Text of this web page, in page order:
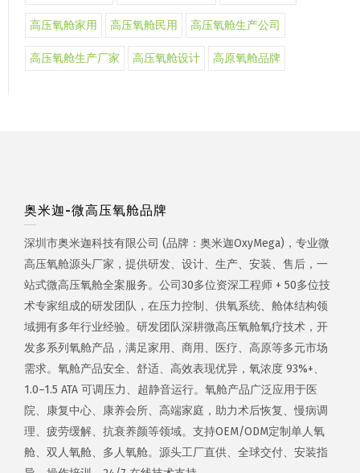
高压氧舱家用 高压氧舱民用 高压氧舱生产公司
高压氧舱生产厂家 高压氧舱设计 高原氧舱品牌
奥米迦-微高压氧舱品牌
深圳市奥米迦科技有限公司 (品牌：奥米迦OxyMega)，专业微
高压氧舱源头厂家，提供研发、设计、生产、安装、售后，一
站式微高压氧舱全案服务。公司30多位资深工程师 + 50多位技
术专家组成的研发团队，在压力控制、供氧系统、舱体结构领
域拥有多年行业经验。研发团队深耕微高压氧舱氧疗技术，开
发多系列氧舱产品，满足家用、商用、医疗、高原等多元市场
需求。氧舱产品安全、舒适、高效表现优异，氧浓度 93%+、
1.0–1.5 ATA 可调压力、超静音运行。氧舱产品广泛应用于医
院、康复中心、康养会所、高端家庭，助力术后恢复、慢病调
理、疲劳缓解、抗衰养颜等领域。支持OEM/ODM定制单人氧
舱、双人氧舱、多人氧舱。源头工厂直供、全球交付、安装指